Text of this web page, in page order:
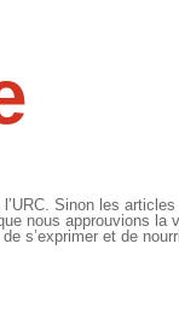
Sinon les
nous approuvions la
s’exprimer et de